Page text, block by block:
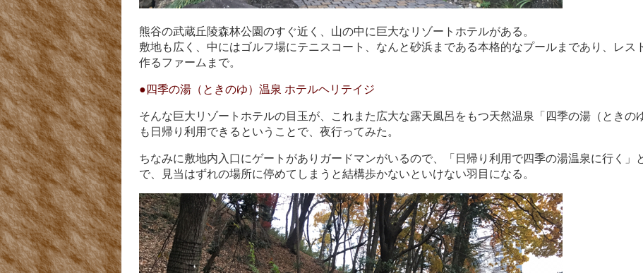
熊谷の武蔵丘陵森林公園のすぐ近く、山の中に巨大なリゾートホテルがある。
敷地も広く、中にはゴルフ場にテニスコート、なんと砂浜まである本格的なプールまであり、レス
作るファームまで。
●四季の湯（ときのゆ）温泉 ホテルヘリテイジ
そんな巨大リゾートホテルの目玉が、これまた広大な露天風呂をもつ天然温泉「四季の湯（ときの
も日帰り利用できるということで、夜行ってみた。
ちなみに敷地内入口にゲートがありガードマンがいるので、「日帰り利用で四季の湯温泉に行く」
で、見当はずれの場所に停めてしまうと結構歩かないといけない羽目になる。